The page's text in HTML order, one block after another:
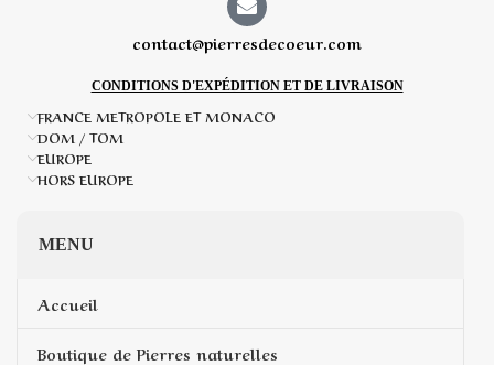
contact@pierresdecoeur.com
CONDITIONS D'EXPÉDITION ET DE LIVRAISON
FRANCE METROPOLE ET MONACO
DOM / TOM
EUROPE
HORS EUROPE
MENU
Accueil
Boutique de Pierres naturelles